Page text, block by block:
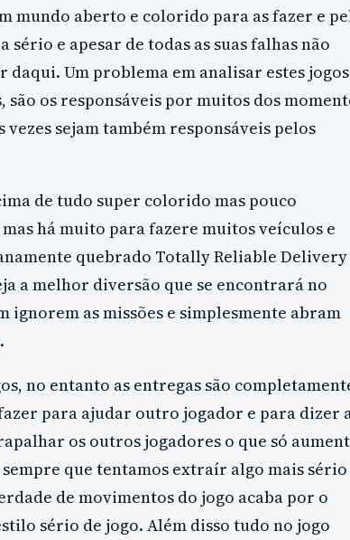
mundo aberto e colorido para as fazer e
sério e apesar de todas as suas falhas não
Um problema em analisar estes
os responsáveis por muitos dos
sejam também responsáveis pelos
de tudo super colorido mas pouco
há muito para fazere muitos veículos e
quebrado Totally Reliable Delivery
a melhor diversão que se encontrará no
ignorem as missões e simplesmente abram
no entanto as entregas são
para ajudar outro jogador e para dizer
os outros jogadores o que só
que tentamos extraír algo mais sério
de movimentos do jogo acaba por o
sério de jogo. Além disso tudo no jogo